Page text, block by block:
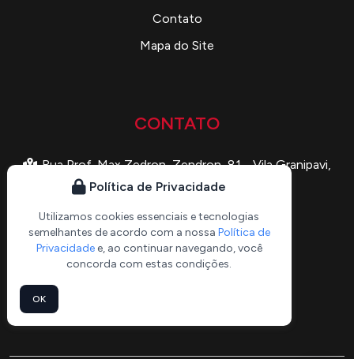
Contato
Mapa do Site
CONTATO
Rua Prof. Max Zedron, Zendron, 81 - Vila Granipavi,
Cajamar - SP
acosequinox@gmail.com
(11) 91599-0105
(11) 98567-0155
Política de Privacidade
Utilizamos cookies essenciais e tecnologias
semelhantes de acordo com a nossa Política de
Privacidadee, ao continuar navegando, você
concorda com estas condições.
OK